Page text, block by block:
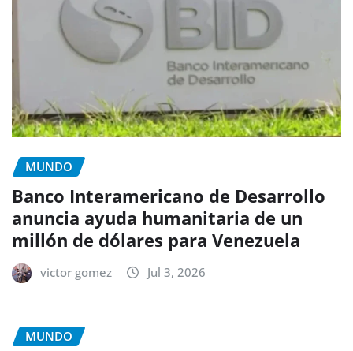
MUNDO
Banco Interamericano de Desarrollo
anuncia ayuda humanitaria de un
millón de dólares para Venezuela
victor gomez Jul 3, 2026
MUNDO